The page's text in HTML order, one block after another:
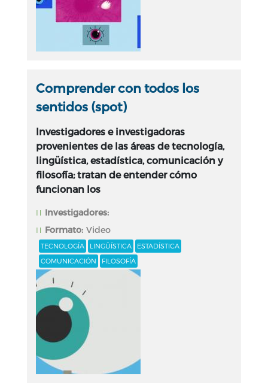
Comprender con todos los
sentidos (spot)
Investigadores e investigadoras
provenientes de las áreas de tecnología,
lingüística, estadística, comunicación y
filosofía; tratan de entender cómo
funcionan los
Investigadores:
Formato: Video
TECNOLOGÍA LINGÜÍSTICA
ESTADÍSTICA
COMUNICACIÓN
FILOSOFÍA